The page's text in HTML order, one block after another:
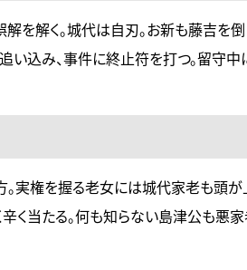
を解く。城代は自刃。お新も藤吉を倒
い込み、事件に終止符を打つ。留守中
実権を握る老女には城代家老も頭
く当たる。何も知らない島津公も悪